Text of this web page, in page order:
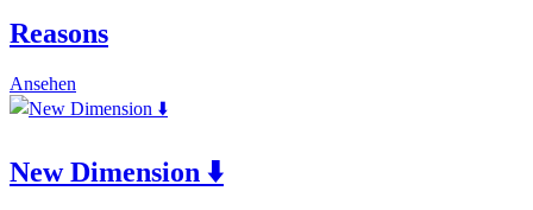
Reasons
Ansehen
product
variants.
The
New Dimension ⬇️